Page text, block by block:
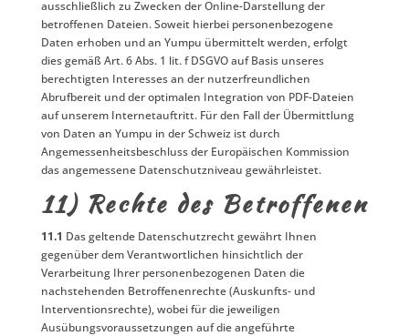
ausschließlich zu Zwecken der Online-Darstellung der
betroffenen Dateien. Soweit hierbei personenbezogene
Daten erhoben und an Yumpu übermittelt werden, erfolgt
dies gemäß Art. 6 Abs. 1 lit. f DSGVO auf Basis unseres
berechtigten Interesses an der nutzerfreundlichen
Abrufbereit und der optimalen Integration von PDF-Dateien
auf unserem Internetauftritt. Für den Fall der Übermittlung
von Daten an Yumpu in der Schweiz ist durch
Angemessenheitsbeschluss der Europäischen Kommission
das angemessene Datenschutzniveau gewährleistet.
11) Rechte des Betroffenen
11.1 Das geltende Datenschutzrecht gewährt Ihnen
gegenüber dem Verantwortlichen hinsichtlich der
Verarbeitung Ihrer personenbezogenen Daten die
nachstehenden Betroffenenrechte (Auskunfts- und
Interventionsrechte), wobei für die jeweiligen
Ausübungsvoraussetzungen auf die angeführte